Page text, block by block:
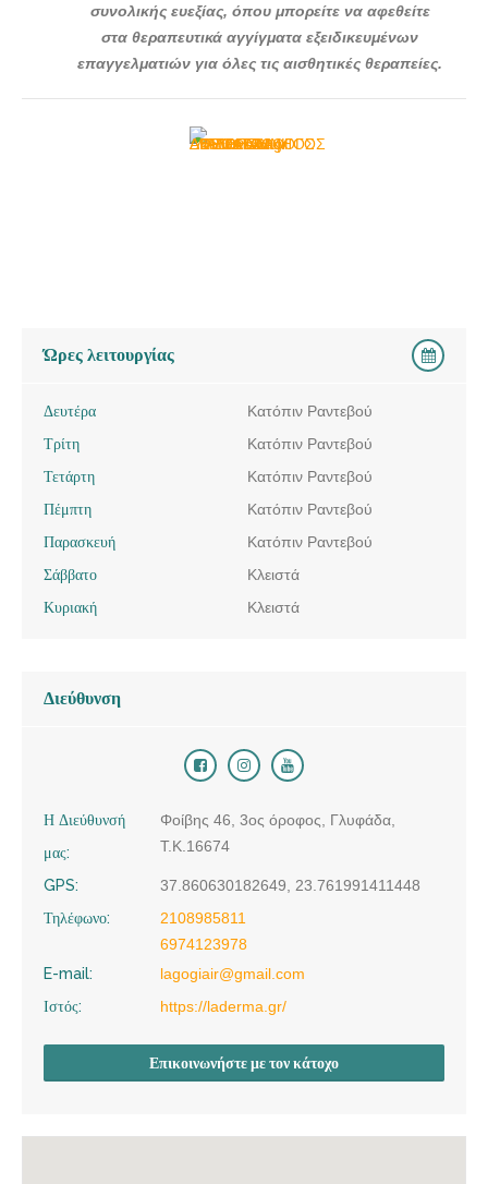
ΔΕΡΜΑΤΟΛΟΓΟΣ ΑΦΡΟΔΙΣΙΟΛΟΓΟΣ ΓΛΥΦΑΔΑ |
ΛΑΓΟΓΙΑΝΝΗ ΕΙΡΗΝΗ --- doctors4u.gr
ΔΕΡΜΑΤΟΛΟΓΟΣ ΑΦΡΟΔΙΣΙΟΛΟΓΟΣ ΓΛΥΦΑΔΑ |
ΛΑΓΟΓΙΑΝΝΗ ΕΙΡΗΝΗ --- doctors4u.gr
ΔΕΡΜΑΤΟΛΟΓΟΣ ΑΦΡΟΔΙΣΙΟΛΟΓΟΣ ΓΛΥΦΑΔΑ |
ΛΑΓΟΓΙΑΝΝΗ ΕΙΡΗΝΗ --- doctors4u.gr
συνολικής ευεξίας, όπου μπορείτε να αφεθείτε
στα θεραπευτικά αγγίγματα εξειδικευμένων
επαγγελματιών για όλες τις αισθητικές θεραπείες.
Ώρες λειτουργίας
Δευτέρα
Κατόπιν Ραντεβού
Τρίτη
Κατόπιν Ραντεβού
Τετάρτη
Κατόπιν Ραντεβού
Πέμπτη
Κατόπιν Ραντεβού
Παρασκευή
Κατόπιν Ραντεβού
Σάββατο
Κλειστά
Κυριακή
Κλειστά
Διεύθυνση
Η Διεύθυνσή
μας:
Φοίβης 46, 3ος όροφος, Γλυφάδα,
Τ.Κ.16674
GPS:
37.860630182649, 23.761991411448
Τηλέφωνο:
2108985811
6974123978
E-mail:
lagogiair@gmail.com
Ιστός:
https://laderma.gr/
Επικοινωνήστε με τον κάτοχο